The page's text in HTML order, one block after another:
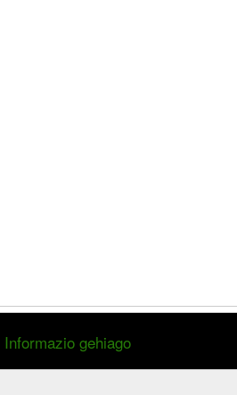
Informazio gehiago